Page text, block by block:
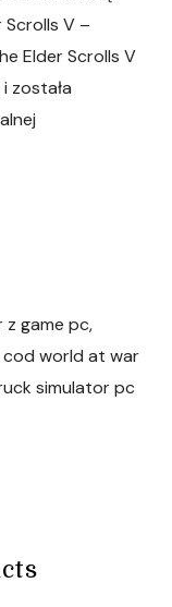
Scrolls V –
Elder Scrolls V
została
z game pc,
cod world at war
simulator pc